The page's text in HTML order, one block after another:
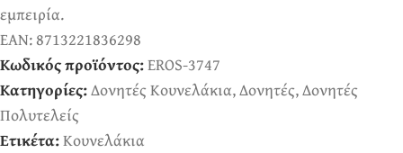
εμπειρία.
EAN:8713221836298
Κωδικός προϊόντος:EROS-3747
Κατηγορίες:Δονητές Κουνελάκια,Δονητές,Δονητές
Πολυτελείς
Ετικέτα:Κουνελάκια